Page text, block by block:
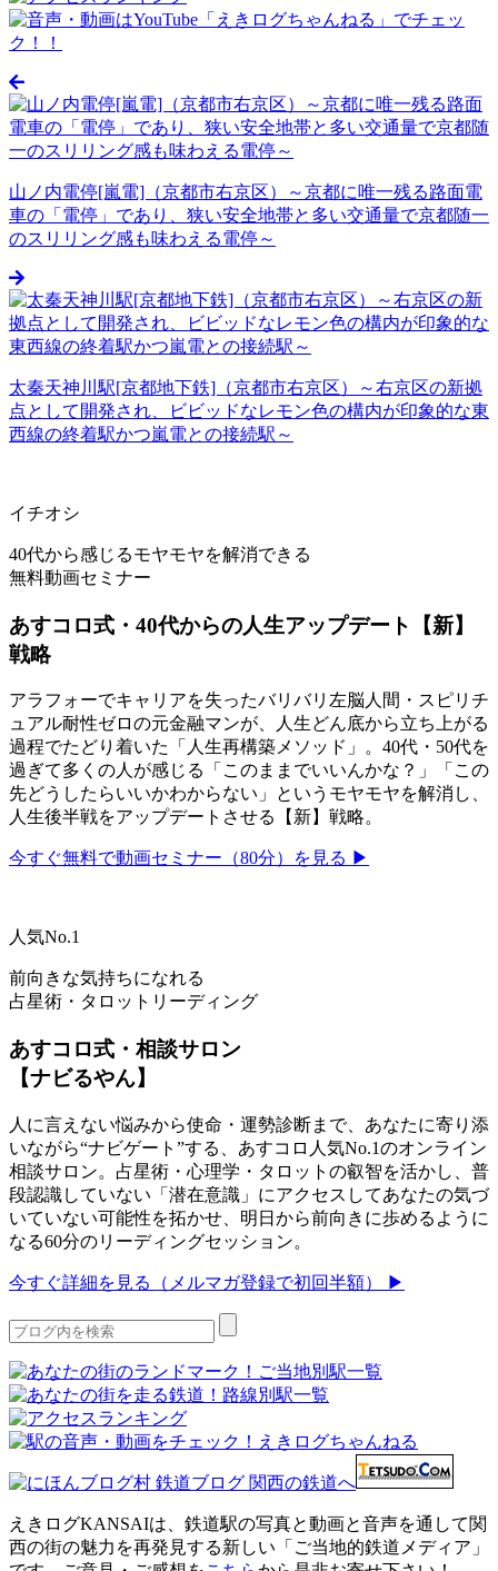
山ノ内電停[嵐電]（京都市右京区）～京都に唯一残る路面電
車の「電停」であり、狭い安全地帯と多い交通量で京都随一
のスリリング感も味わえる電停～
太秦天神川駅[京都地下鉄]（京都市右京区）～右京区の新拠
点として開発され、ビビッドなレモン色の構内が印象的な東
西線の終着駅かつ嵐電との接続駅～
イチオシ
40代から感じるモヤモヤを解消できる
無料動画セミナー
あすコロ式・40代からの人生アップデート【新】
戦略
アラフォーでキャリアを失ったバリバリ左脳人間・スピリチ
ュアル耐性ゼロの元金融マンが、人生どん底から立ち上がる
過程でたどり着いた「人生再構築メソッド」。40代・50代を
過ぎて多くの人が感じる「このままでいいんかな？」「この
先どうしたらいいかわからない」というモヤモヤを解消し、
人生後半戦をアップデートさせる【新】戦略。
今すぐ無料で動画セミナー（80分）を見る ▶
人気No.1
前向きな気持ちになれる
占星術・タロットリーディング
あすコロ式・相談サロン
【ナビるやん】
人に言えない悩みから使命・運勢診断まで、あなたに寄り添
いながら“ナビゲート”する、あすコロ人気No.1のオンライン
相談サロン。占星術・心理学・タロットの叡智を活かし、普
段認識していない「潜在意識」にアクセスしてあなたの気づ
いていない可能性を拓かせ、明日から前向きに歩めるように
なる60分のリーディングセッション。
今すぐ詳細を見る（メルマガ登録で初回半額） ▶
えきログKANSAIは、鉄道駅の写真と動画と音声を通して関
西の街の魅力を再発見する新しい「ご当地的鉄道メディア」